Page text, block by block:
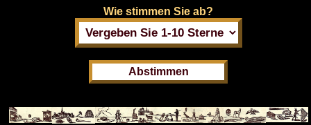
Wie stimmen Sie ab?